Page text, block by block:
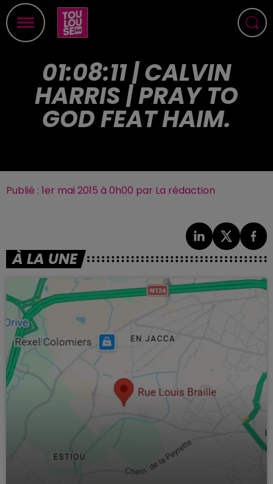
01:08:11 | CALVIN
HARRIS | PRAY TO
GOD FEAT HAIM.
Publié : 1er mai 2015 à 0h00 par La rédaction
À LA UNE